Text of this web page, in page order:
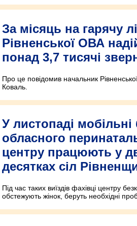
За місяць на гарячу
Рівненської ОВА
понад 3,7 тисячі
Про це повідомив начальник
Коваль.
У листопаді мобільні
обласного
центру працюють у
десятках сіл
Під час таких виїздів фахівці центру
обстежують жінок, беруть необхідні